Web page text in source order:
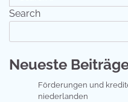
for:
Search
Neueste
Förderungen und
niederlanden